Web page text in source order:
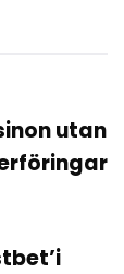
utan